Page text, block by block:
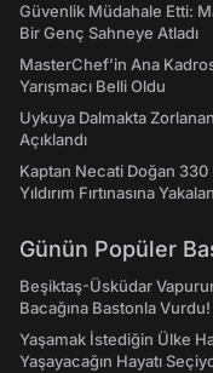
Güvenlik Müdahale Etti:
Bir Genç Sahneye Atladı
MasterChef’in Ana
Yarışmacı Belli Oldu
Uykuya Dalmakta
Açıklandı
Kaptan Necati Doğan 330
Yıldırım Fırtınasına
Günün Popüler
Beşiktaş-Üsküdar
Bacağına Bastonla Vurdu!
Yaşamak İstediğin Ülke
Yaşayacağın Hayatı